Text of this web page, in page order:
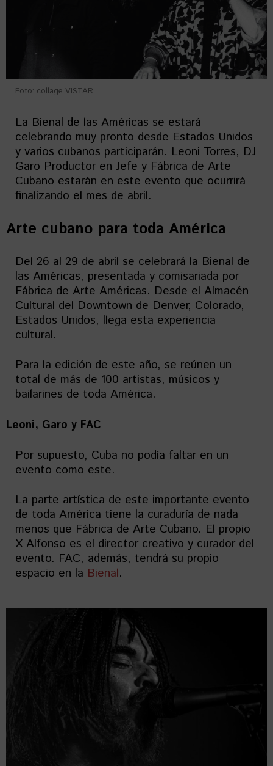
Foto: collage VISTAR.
La Bienal de las Américas se estará
celebrando muy pronto desde Estados Unidos
y varios cubanos participarán. Leoni Torres, DJ
Garo Productor en Jefe y Fábrica de Arte
Cubano estarán en este evento que ocurrirá
finalizando el mes de abril.
Arte cubano para toda América
Del 26 al 29 de abril se celebrará la Bienal de
las Américas, presentada y comisariada por
Fábrica de Arte Américas. Desde el Almacén
Cultural del Downtown de Denver, Colorado,
Estados Unidos, llega esta experiencia
cultural.
Para la edición de este año, se reúnen un
total de más de 100 artistas, músicos y
bailarines de toda América.
Leoni, Garo y FAC
Por supuesto, Cuba no podía faltar en un
evento como este.
La parte artística de este importante evento
de toda América tiene la curaduría de nada
menos que Fábrica de Arte Cubano. El propio
X Alfonso es el director creativo y curador del
evento. FAC, además, tendrá su propio
espacio en la Bienal.